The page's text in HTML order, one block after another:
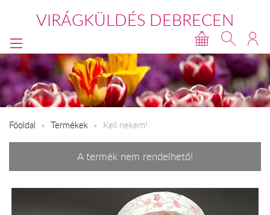
VIRÁGKÜLDÉS DEBRECEN
Főoldal Termékek Kell nekem!
A termék nem rendelhető!